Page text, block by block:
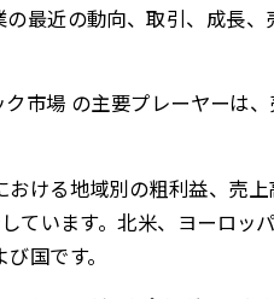
最近の動向、取引、成長
市場 の主要プレーヤーは
ける地域別の粗利益、売
ています。北米、ヨーロッ
国です。